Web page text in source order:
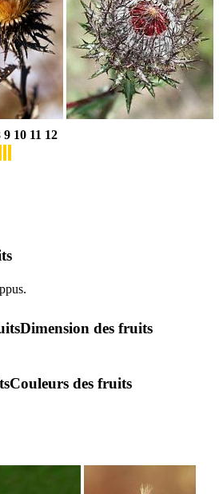
9 10 11 12
Dimension des fruits
Couleurs des fruits